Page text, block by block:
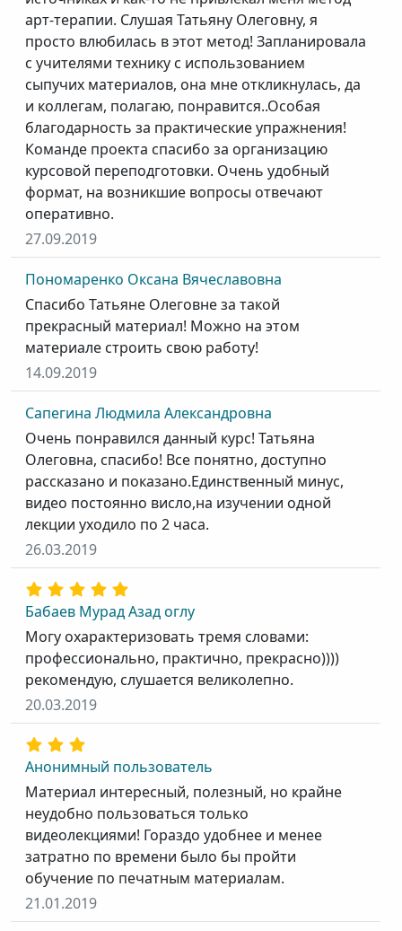
арт-терапии. Слушая Татьяну Олеговну, я
просто влюбилась в этот метод! Запланировала
с учителями технику с использованием
сыпучих материалов, она мне откликнулась, да
и коллегам, полагаю, понравится..Особая
благодарность за практические упражнения!
Команде проекта спасибо за организацию
курсовой переподготовки. Очень удобный
формат, на возникшие вопросы отвечают
оперативно.
27.09.2019
Пономаренко Оксана Вячеславовна
Спасибо Татьяне Олеговне за такой
прекрасный материал! Можно на этом
материале строить свою работу!
14.09.2019
Сапегина Людмила Александровна
Очень понравился данный курс! Татьяна
Олеговна, спасибо! Все понятно, доступно
рассказано и показано.Единственный минус,
видео постоянно висло,на изучении одной
лекции уходило по 2 часа.
26.03.2019
Бабаев Мурад Азад оглу
Могу охарактеризовать тремя словами:
профессионально, практично, прекрасно))))
рекомендую, слушается великолепно.
20.03.2019
Анонимный пользователь
Материал интересный, полезный, но крайне
неудобно пользоваться только
видеолекциями! Гораздо удобнее и менее
затратно по времени было бы пройти
обучение по печатным материалам.
21.01.2019